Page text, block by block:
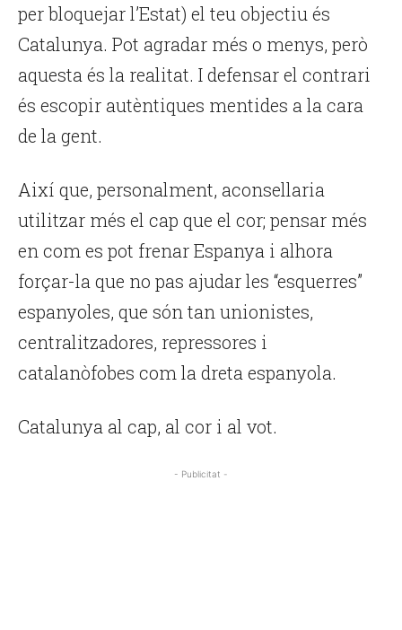
per bloquejar l’Estat) el teu objectiu és
Catalunya. Pot agradar més o menys, però
aquesta és la realitat. I defensar el contrari
és escopir autèntiques mentides a la cara
de la gent.
Així que, personalment, aconsellaria
utilitzar més el cap que el cor; pensar més
en com es pot frenar Espanya i alhora
forçar-la que no pas ajudar les “esquerres”
espanyoles, que són tan unionistes,
centralitzadores, repressores i
catalanòfobes com la dreta espanyola.
Catalunya al cap, al cor i al vot.
- Publicitat -